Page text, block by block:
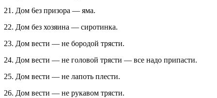
21. Дом 6eз призора — яма.
22. Дом без хозяина — сиротинка.
23. Дом вести — не бородой трясти.
24. Дом вести — не головой трясти — все надо припасти.
25. Дом вести — не лапоть плести.
26. Дом вести — не рукавом трясти.